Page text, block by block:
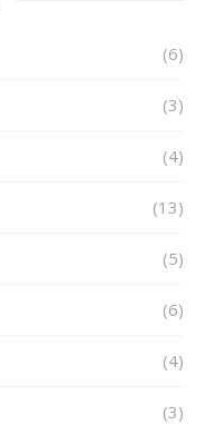
(6)
(3)
(4)
(13)
(5)
(6)
(4)
(3)